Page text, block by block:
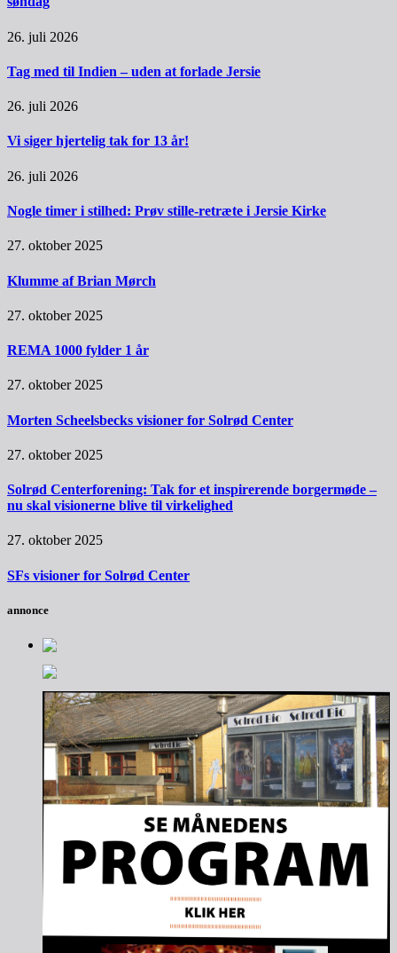
26. juli 2026
Tag med til Indien – uden at forlade Jersie
26. juli 2026
Vi siger hjertelig tak for 13 år!
26. juli 2026
Nogle timer i stilhed: Prøv stille-retræte i Jersie Kirke
27. oktober 2025
Klumme af Brian Mørch
27. oktober 2025
REMA 1000 fylder 1 år
27. oktober 2025
Morten Scheelsbecks visioner for Solrød Center
27. oktober 2025
Solrød Centerforening: Tak for et inspirerende borgermøde –
nu skal visionerne blive til virkelighed
27. oktober 2025
SFs visioner for Solrød Center
annonce